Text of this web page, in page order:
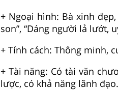
+ Ngoại hình: Bà xinh
son”, “Dáng người lả lướt,
+ Tính cách: Thông minh,
+ Tài năng: Có tài văn
lược, có khả năng lãnh đạo.